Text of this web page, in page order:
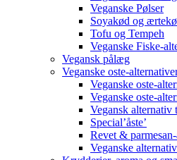
Veganske Pølser
Soyakød og
Tofu og Tempeh
Veganske Fiske-
Vegansk pålæg
Veganske oste-
Veganske oste-
Veganske oste-
Vegansk alternativ
Special’åste’
Revet &
Veganske